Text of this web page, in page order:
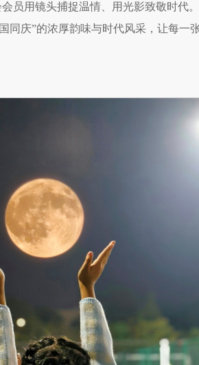
员用镜头捕捉温情、用光影致敬时代
同庆”的浓厚韵味与时代风采，让每一